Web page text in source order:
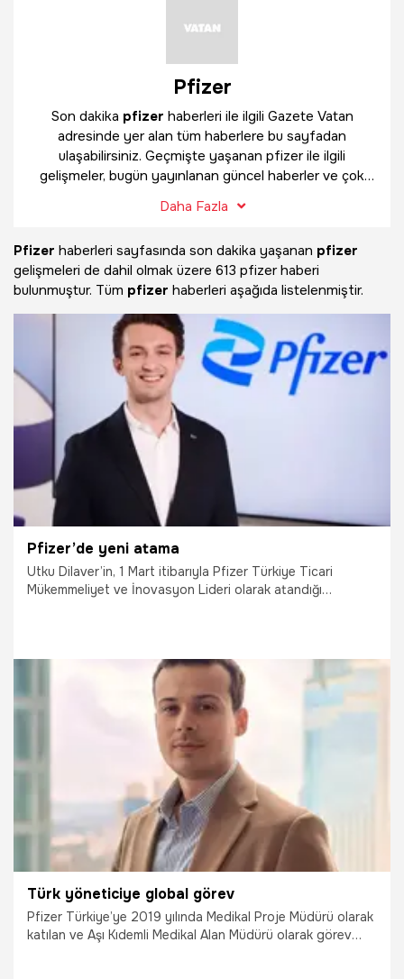
Pfizer
Son dakika pfizer haberleri ile ilgili Gazete Vatan
adresinde yer alan tüm haberlere bu sayfadan
ulaşabilirsiniz. Geçmişte yaşanan pfizer ile ilgili
gelişmeler, bugün yayınlanan güncel haberler ve çok
Daha Fazla
Pfizer haberleri sayfasında son dakika yaşanan pfizer
gelişmeleri de dahil olmak üzere 613 pfizer haberi
bulunmuştur. Tüm pfizer haberleri aşağıda listelenmiştir.
Pfizer’de yeni atama
Utku Dilaver’in, 1 Mart itibarıyla Pfizer Türkiye Ticari
Mükemmeliyet ve İnovasyon Lideri olarak atandığı
Çalışma Hayatı
Türk yöneticiye global görev
Pfizer Türkiye’ye 2019 yılında Medikal Proje Müdürü olarak
katılan ve Aşı Kıdemli Medikal Alan Müdürü olarak görev